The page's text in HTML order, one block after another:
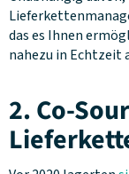
das es Ihnen
nahezu in Echtzeit
2. Co-